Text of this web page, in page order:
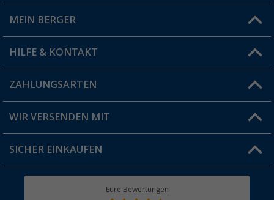
Filiale finden
MEIN BERGER
Vorteilskarte
Blog
Jobs & Karriere
HILFE & KONTAKT
FAQ & Kontakt
Versandinformationen
Rücksendung
ZAHLUNGSARTEN
WIR VERSENDEN MIT
SICHER EINKAUFEN
Eure Bewertungen